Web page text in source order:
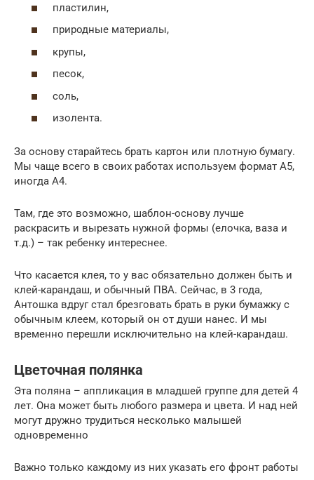
пластилин,
природные материалы,
крупы,
песок,
соль,
изолента.
За основу старайтесь брать картон или плотную бумагу.
Мы чаще всего в своих работах используем формат А5,
иногда А4.
Там, где это возможно, шаблон-основу лучше
раскрасить и вырезать нужной формы (елочка, ваза и
т.д.) – так ребенку интереснее.
Что касается клея, то у вас обязательно должен быть и
клей-карандаш, и обычный ПВА. Сейчас, в 3 года,
Антошка вдруг стал брезговать брать в руки бумажку с
обычным клеем, который он от души нанес. И мы
временно перешли исключительно на клей-карандаш.
Цветочная полянка
Эта поляна – аппликация в младшей группе для детей 4
лет. Она может быть любого размера и цвета. И над ней
могут дружно трудиться несколько малышей
одновременно
Важно только каждому из них указать его фронт работы